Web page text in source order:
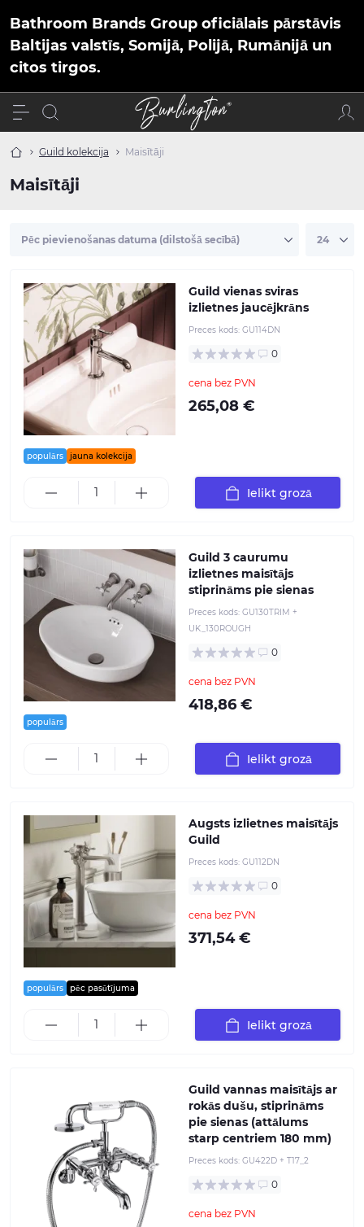
Bathroom Brands Group oficiālais pārstāvis
Baltijas valstīs, Somijā, Polijā, Rumānijā un
citos tirgos.
Guild kolekcija Maisītāji
Maisītāji
populārs jauna kolekcija
Guild vienas sviras
izlietnes jaucējkrāns
Preces kods: GU114DN
0
cena bez PVN
265,08 €
Ielikt grozā
populārs
Guild 3 caurumu
izlietnes maisītājs
stiprināms pie sienas
Preces kods: GU130TRIM +
UK_130ROUGH
0
cena bez PVN
418,86 €
Ielikt grozā
populārs pēc pasūtījuma
Augsts izlietnes maisītājs
Guild
Preces kods: GU112DN
0
cena bez PVN
371,54 €
Ielikt grozā
Guild vannas maisītājs ar
rokās dušu, stiprināms
pie sienas (attālums
starp centriem 180 mm)
Preces kods: GU422D + T17_2
0
cena bez PVN